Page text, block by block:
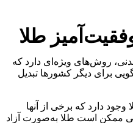
طلا
روش‌های ویژه‌ای دارد که
برای دیگر کشورها تبدیل
دارد که برخی از آنها
ممکن است طلا به‌صورت آزاد